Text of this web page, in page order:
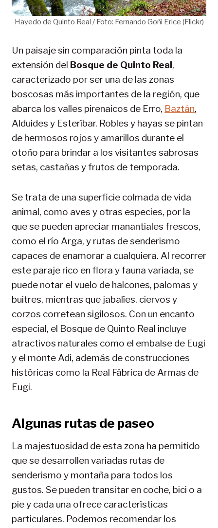
Hayedo de Quinto Real / Foto: Fernando Goñi Erice (Flickr)
Un paisaje sin comparación pinta toda la
extensión del Bosque de Quinto Real,
caracterizado por ser una de las zonas
boscosas más importantes de la región, que
abarca los valles pirenaicos de Erro, Baztán,
Alduides y Esteríbar. Robles y hayas se pintan
de hermosos rojos y amarillos durante el
otoño para brindar a los visitantes sabrosas
setas, castañas y frutos de temporada.
Se trata de una superficie colmada de vida
animal, como aves y otras especies, por la
que se pueden apreciar manantiales frescos,
como el río Arga, y rutas de senderismo
capaces de enamorar a cualquiera. Al recorrer
este paraje rico en flora y fauna variada, se
puede notar el vuelo de halcones, palomas y
buitres, mientras que jabalíes, ciervos y
corzos corretean sigilosos. Con un encanto
especial, el Bosque de Quinto Real incluye
atractivos naturales como el embalse de Eugi
y el monte Adi, además de construcciones
históricas como la Real Fábrica de Armas de
Eugi.
Algunas rutas de paseo
La majestuosidad de esta zona ha permitido
que se desarrollen variadas rutas de
senderismo y montaña para todos los
gustos. Se pueden transitar en coche, bici o a
pie y cada una ofrece características
particulares. Podemos recomendar los